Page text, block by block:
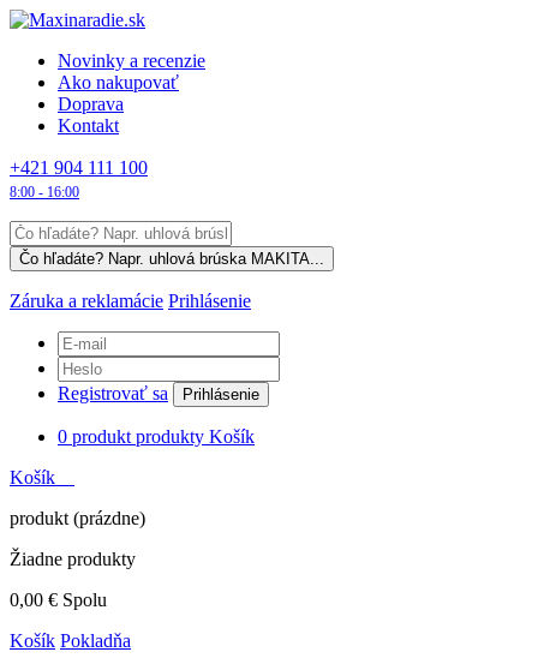
Novinky a recenzie
Ako nakupovať
Doprava
Kontakt
+421 904 111 100
8:00 - 16:00
Záruka a reklamácie Prihlásenie
Registrovať sa Prihlásenie
0 produkt produkty Košík
Košík
produkt (prázdne)
Žiadne produkty
0,00 € Spolu
Košík Pokladňa